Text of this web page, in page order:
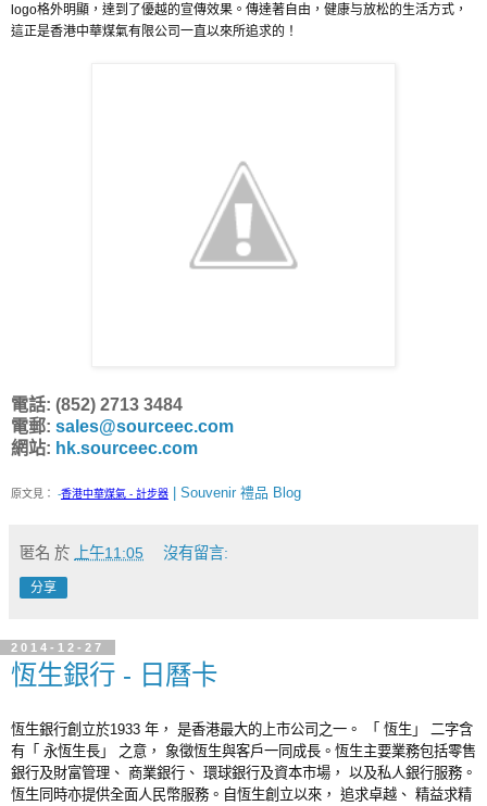
logo格外明顯，達到了優越的宣傳效果。傳達著自由，健康与放松的生活方式，
這正是香港中華煤氣有限公司一直以來所追求的！
電話: (852) 2713 3484
電郵: sales@sourceec.com
網站: hk.sourceec.com
原文見： -香港中華煤氣 - 計步器 | Souvenir 禮品 Blog
匿名 於 上午11:05 沒有留言:
分享
2014-12-27
恆生銀行 - 日曆卡
恆生銀行創立於1933 年， 是香港最大的上市公司之一。 「 恆生」 二字含
有「 永恆生長」 之意， 象徵恆生與客戶一同成長。恆生主要業務包括零售
銀行及財富管理、 商業銀行、 環球銀行及資本市場， 以及私人銀行服務。
恆生同時亦提供全面人民幣服務。自恆生創立以來， 追求卓越、 精益求精